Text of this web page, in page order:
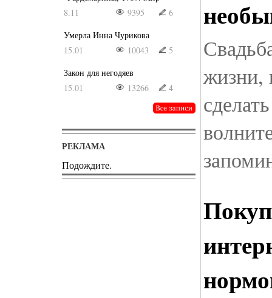
8.11
9395
6
Умерла Инна Чурикова
15.01
10043
5
Закон для негодяев
15.01
13266 4
РЕКЛАМА
Подождите.
жизни,